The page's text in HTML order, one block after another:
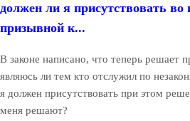
должен ли я присутствовать во
призывной к...
В законе написано, что теперь решает
являюсь ли тем кто отслужил по
я должен присутствовать при этом
меня решают?